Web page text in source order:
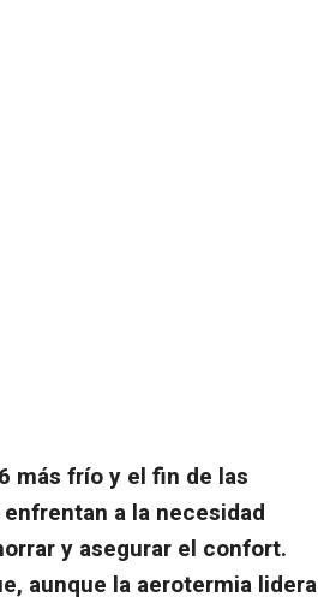
más frío y el fin de las
a la necesidad
y asegurar el confort.
aunque la aerotermia lidera